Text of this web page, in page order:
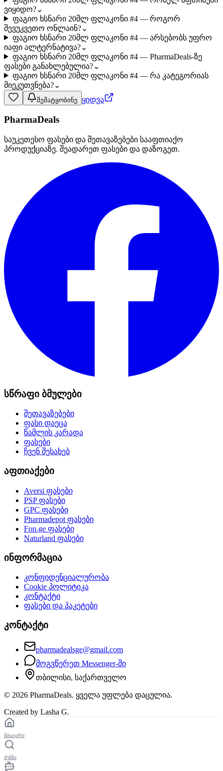
ვიყიდო?⌄
ფაგიო ხსნარი 20მლ ფლაკონი #4 — როგორ
შევუკვეთო ონლაინ?⌄
ფაგიო ხსნარი 20მლ ფლაკონი #4 — არსებობს უფრო
იაფი ალტერნატივა?⌄
ფაგიო ხსნარი 20მლ ფლაკონი #4 — PharmaDeals-ზე
ფასები განახლებულია?⌄
ფაგიო ხსნარი 20მლ ფლაკონი #4 — რა კატეგორიას
მიეკუთვნება?⌄
შემატყობინე ყიდვა
PharmaDeals
საუკეთესო ფასები და შეთავაზებები სააფთიაქო
პროდუქციაზე. შეადარეთ ფასები და დაზოგეთ.
სწრაფი ბმულები
შეთავაზებები
ფასი დაეცა
წამლის კარადა
ფასები
ჩვენ შესახებ
აფთიაქები
Aversi ფასები
PSPფასები
GPC ფასები
Pharmadepot ფასები
Fon.ge ფასები
Naturland ფასები
ინფორმაცია
კონფიდენციალურობა
Cookie პოლიტიკა
კონტაქტი
ფასები და პაკეტები
კონტაქტი
pharmadealsge@gmail.com
მოგვწერეთ Messenger-ში
თბილისი, საქართველო
© 2026 PharmaDeals. ყველა უფლება დაცულია.
Created by Lasha G.
მთავარი
ძებნა